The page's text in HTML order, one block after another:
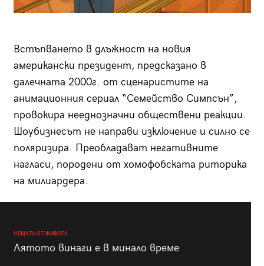
Встъпването в длъжност на новия
американски президент, предсказано в
далечната 2000г. от сценаристите на
анимационния сериал “Семейство Симпсън”,
провокира нееднозначни обществени реакции.
Шоубизнесът не направи изключение и силно се
поляризира. Преобладават негативните
нагласи, породени от хомофобската риторика
на милиардера.
НЕЩАТА ОТ ЖИВОТА
Лятото винаги е в минало време